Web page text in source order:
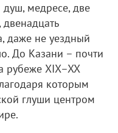
медресе, две
даже не уездный
До Казани – почти
рубеже XIX–XX
которым
глуши центром